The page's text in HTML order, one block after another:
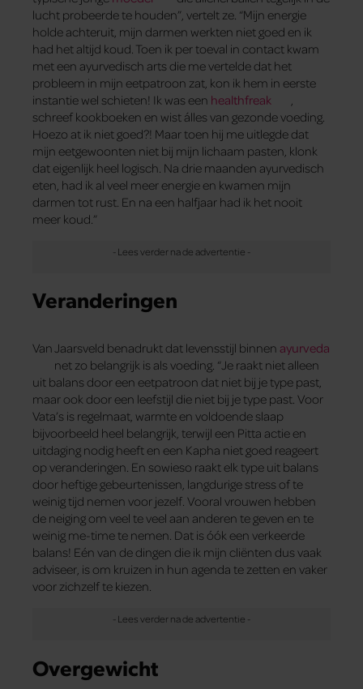
lucht probeerde te houden”, vertelt ze. “Mijn energie
holde achteruit, mijn darmen werkten niet goed en ik
had het altijd koud. Toen ik per toeval in contact kwam
met een ayurvedisch arts die me vertelde dat het
probleem in mijn eetpatroon zat, kon ik hem in eerste
instantie wel schieten! Ik was een healthfreak
,
schreef kookboeken en wist álles van gezonde voeding.
Hoezo at ik niet goed?! Maar toen hij me uitlegde dat
mijn eetgewoonten niet bij mijn lichaam pasten, klonk
dat eigenlijk heel logisch. Na drie maanden ayurvedisch
eten, had ik al veel meer energie en kwamen mijn
darmen tot rust. En na een halfjaar had ik het nooit
meer koud.”
Veranderingen
Van Jaarsveld benadrukt dat levensstijl binnen ayurveda
net zo belangrijk is als voeding. “Je raakt niet alleen
uit balans door een eetpatroon dat niet bij je type past,
maar ook door een leefstijl die niet bij je type past. Voor
Vata’s is regelmaat, warmte en voldoende slaap
bijvoorbeeld heel belangrijk, terwijl een Pitta actie en
uitdaging nodig heeft en een Kapha niet goed reageert
op veranderingen. En sowieso raakt elk type uit balans
door heftige gebeurtenissen, langdurige stress of te
weinig tijd nemen voor jezelf. Vooral vrouwen hebben
de neiging om veel te veel aan anderen te geven en te
weinig me-time te nemen. Dat is óók een verkeerde
balans! Eén van de dingen die ik mijn cliënten dus vaak
adviseer, is om kruizen in hun agenda te zetten en vaker
voor zichzelf te kiezen.
Overgewicht